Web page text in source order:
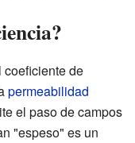
coeficiente de
permeabilidad
el paso de campos
"espeso" es un